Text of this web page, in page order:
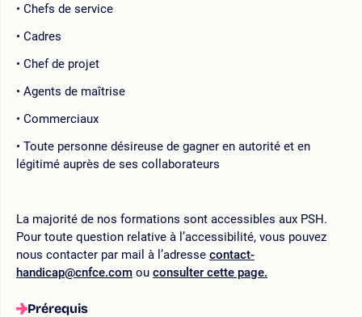
Chefs de service
Cadres
Chef de projet
Agents de maîtrise
Commerciaux
Toute personne désireuse de gagner en autorité et en
légitimé auprès de ses collaborateurs
La majorité de nos formations sont accessibles aux PSH.
Pour toute question relative à l’accessibilité, vous pouvez
nous contacter par mail à l’adresse contact-
handicap@cnfce.com ou consulter cette page.
Prérequis